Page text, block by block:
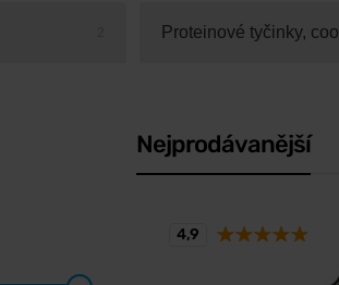
Nejprodávanější
4,9